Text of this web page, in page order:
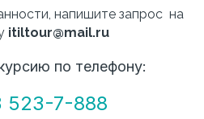
напишите запрос  на
itiltour@mail.ru
по телефону:
523-7-888